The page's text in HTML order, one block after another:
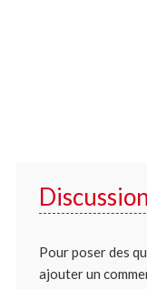
Pour poser des
ajouter un